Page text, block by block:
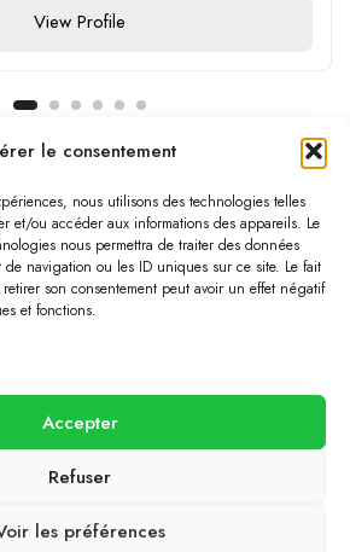
le consentement
nous utilisons des technologies telles
et/ou accéder aux informations des appareils. Le
nous permettra de traiter des données
de navigation ou les ID uniques sur ce site. Le fait
son consentement peut avoir un effet négatif
et fonctions.
Accepter
Refuser
les préférences
View Profile
Our Newsletter
of monthly users and search 15.8
CVs in our database.
Superio. All Right Reserved.